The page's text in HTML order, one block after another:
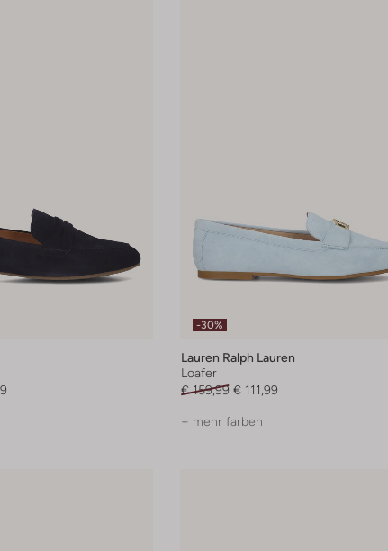
-30%
Lauren Ralph Lauren
Loafer
€ 159,99 € 111,99
+ mehr farben